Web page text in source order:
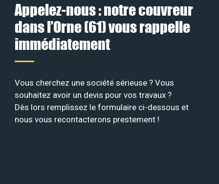
Appelez-nous : notre couvreur
dans l’Orne (61) vous rappelle
immédiatement
Vous cherchez une société sérieuse ? Vous
souhaitez avoir un devis pour vos travaux ?
Dès lors remplissez le formulaire ci-dessous et
nous vous recontacterons prestement !